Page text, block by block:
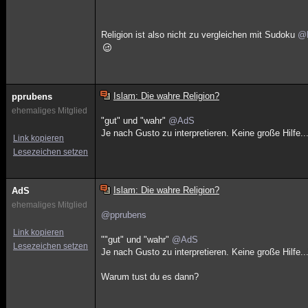
Religion ist also nicht zu vergleichen mit Sudoku
pprubens
ehemaliges Mitglied
Link kopieren
Lesezeichen setzen
Islam: Die wahre Religion?
"gut" und "wahr" @AdS
Je nach Gusto zu interpretieren. Keine große Hilfe...
AdS
ehemaliges Mitglied
Link kopieren
Lesezeichen setzen
Islam: Die wahre Religion?
@pprubens
""gut" und "wahr" @AdS
Je nach Gusto zu interpretieren. Keine große
Warum tust du es dann?